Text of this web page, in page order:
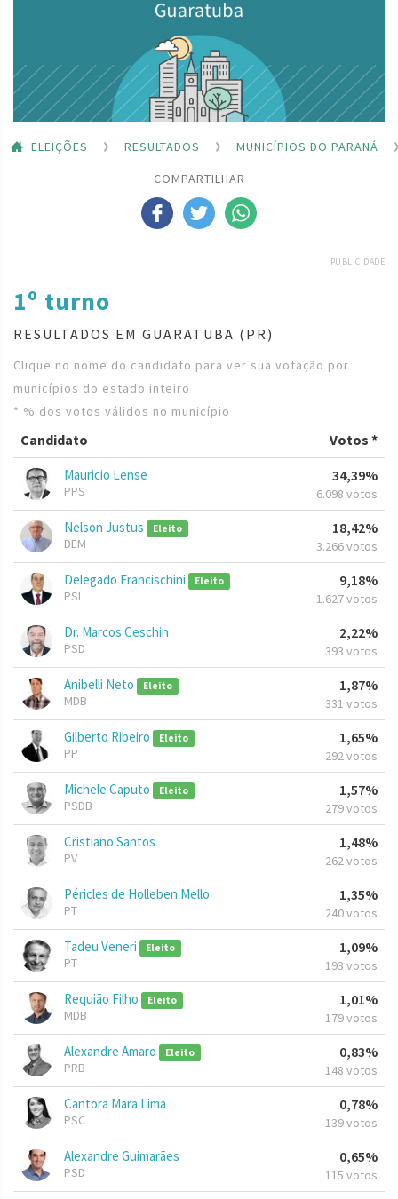
ELEIÇÕES RESULTADOS
MUNICÍPIOS DO PARANÁ
COMPARTILHAR
PUBLICIDADE
1º turno
RESULTADOS EM GUARATUBA (PR)
Clique no nome do candidato para ver sua votação por
municípios do estado inteiro
* % dos votos válidos no município
Candidato Votos *
Mauricio Lense
PPS
34,39%
6.098 votos
Nelson Justus Eleito
DEM
18,42%
3.266 votos
Delegado Francischini Eleito
PSL
9,18%
1.627 votos
Dr. Marcos Ceschin
PSD
2,22%
393 votos
Anibelli Neto Eleito
MDB
1,87%
331 votos
Gilberto Ribeiro Eleito
PP
1,65%
292 votos
Michele Caputo Eleito
PSDB
1,57%
279 votos
Cristiano Santos
PV
1,48%
262 votos
Péricles de Holleben Mello
PT
1,35%
240 votos
Tadeu Veneri Eleito
PT
1,09%
193 votos
Requião Filho Eleito
MDB
1,01%
179 votos
Alexandre Amaro Eleito
PRB
0,83%
148 votos
Cantora Mara Lima
PSC
0,78%
139 votos
Alexandre Guimarães
PSD
0,65%
115 votos